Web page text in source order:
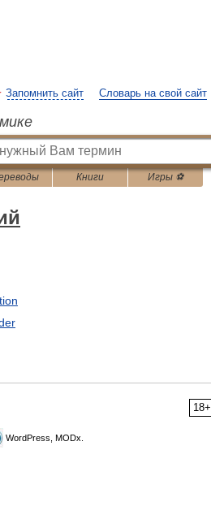
Запомнить сайт Словарь на свой сайт
Книги Игры ⚽
18+
WordPress, MODx.